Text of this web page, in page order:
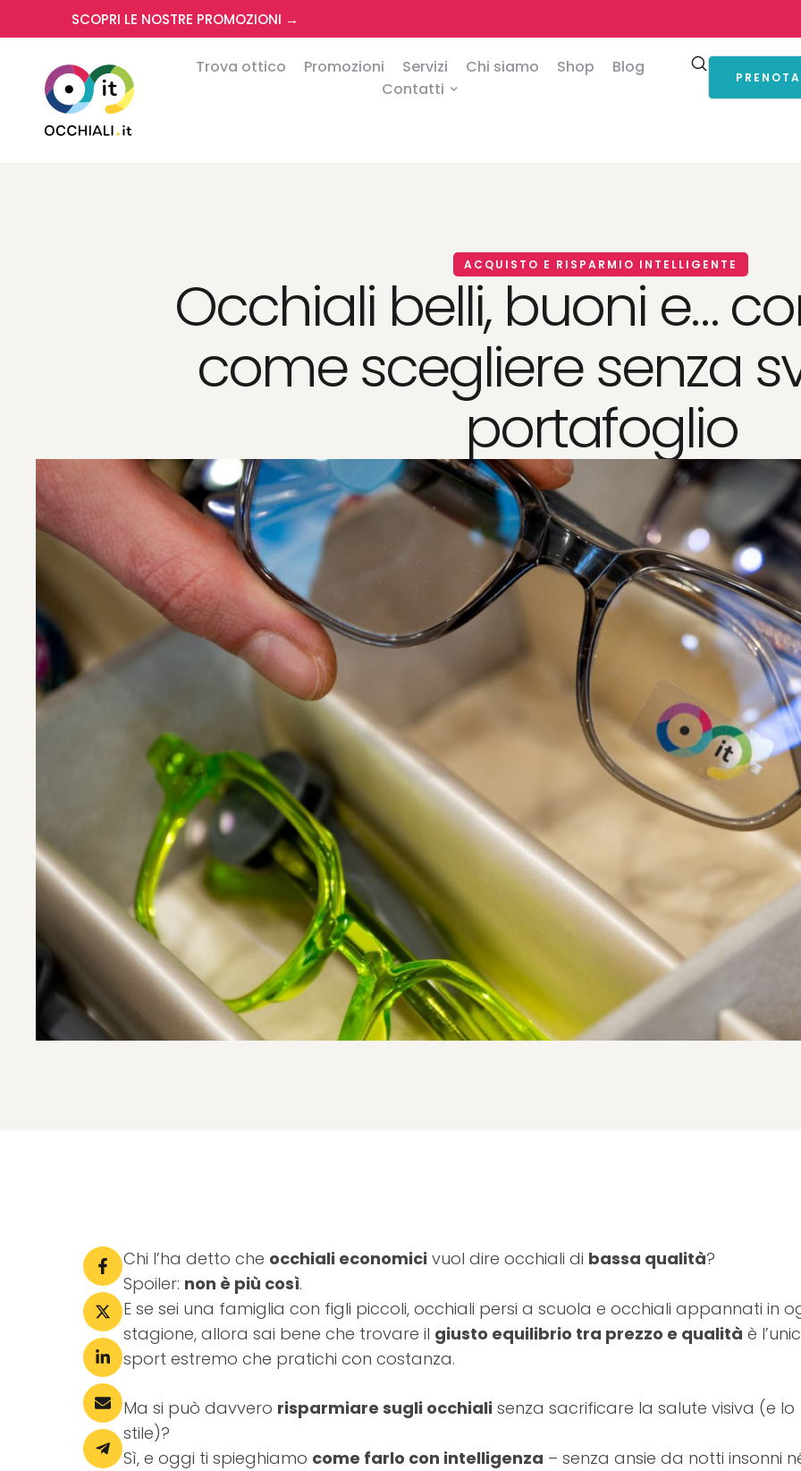
SCOPRI LE NOSTRE PROMOZIONI →
Trova ottico Promozioni Servizi Chi siamo Shop
Blog
Contatti
ACQUISTO E RISPARMIO INTELLIGENTE
Occhiali belli, buoni e…
come scegliere senza
portafoglio
Chi l’ha detto che occhiali economici vuol dire occhiali di bassa qualità?
Spoiler: non è più così.
E se sei una famiglia con figli piccoli, occhiali persi a scuola e occhiali appannati in
stagione, allora sai bene che trovare il giusto equilibrio tra prezzo e qualità è
sport estremo che pratichi con costanza.
Ma si può davvero risparmiare sugli occhiali senza sacrificare la salute visiva (e lo
stile)?
Sì, e oggi ti spieghiamo come farlo con intelligenza – senza ansie da notti insonni